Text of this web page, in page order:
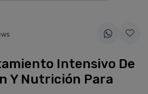
Intensivo De
Y Nutrición Para